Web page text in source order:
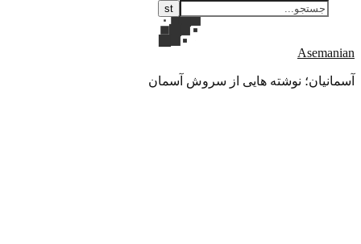
Asemanian
آسمانیان؛ نوشته هایی از سروش آسمان